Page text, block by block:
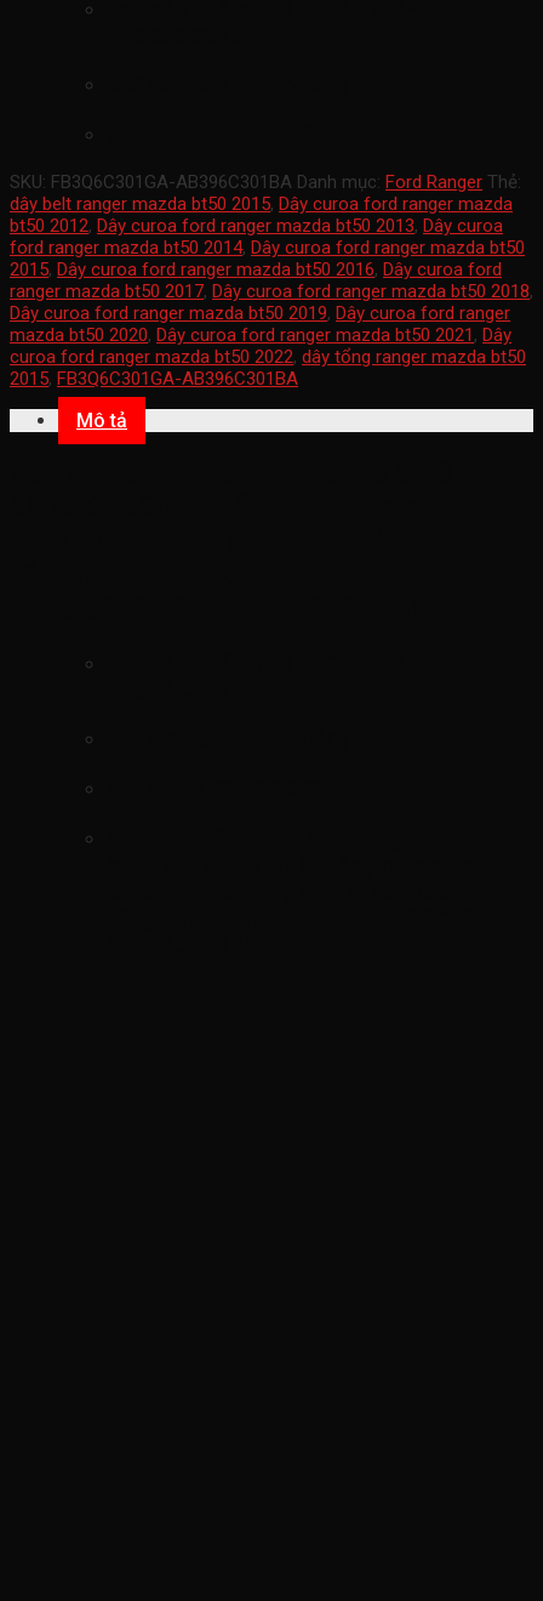
SKU: FB3Q6C301GA-AB396C301BA Danh mục: Ford Ranger Thẻ:
dây belt ranger mazda bt50 2015, Dây curoa ford ranger mazda
bt50 2012, Dây curoa ford ranger mazda bt50 2013, Dây curoa
ford ranger mazda bt50 2014, Dây curoa ford ranger mazda bt50
2015, Dây curoa ford ranger mazda bt50 2016, Dây curoa ford
ranger mazda bt50 2017, Dây curoa ford ranger mazda bt50 2018,
Dây curoa ford ranger mazda bt50 2019, Dây curoa ford ranger
mazda bt50 2020, Dây curoa ford ranger mazda bt50 2021 , Dây
curoa ford ranger mazda bt50 2022, dây tổng ranger mazda bt50
2015, FB3Q6C301GA-AB396C301BA
Mô tả